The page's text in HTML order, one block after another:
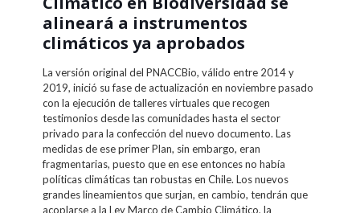
alineará a instrumentos
climáticos ya aprobados
La versión original del PNACCBio, válido entre 2014 y
2019, inició su fase de actualización en noviembre pasado
con la ejecución de talleres virtuales que recogen
testimonios desde las comunidades hasta el sector
privado para la confección del nuevo documento. Las
medidas de ese primer Plan, sin embargo, eran
fragmentarias, puesto que en ese entonces no había
políticas climáticas tan robustas en Chile. Los nuevos
grandes lineamientos que surjan, en cambio, tendrán que
acoplarse a la Ley Marco de Cambio Climático, la